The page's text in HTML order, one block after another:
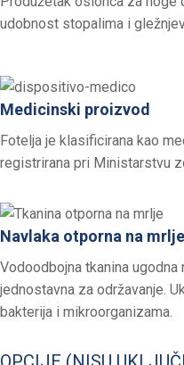
udobnost stopalima i
Medicinski proizvod
Fotelja je klasificirana kao
registrirana pri Ministarstvu
Navlaka otporna na mrlje
Vodoodbojna tkanina ugodna
jednostavna za održavanje.
bakterija i mikroorganizama.